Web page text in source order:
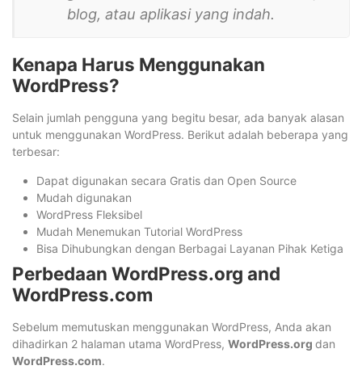
blog, atau aplikasi yang indah.
Kenapa Harus Menggunakan
WordPress?
Selain jumlah pengguna yang begitu besar, ada banyak alasan
untuk menggunakan WordPress. Berikut adalah beberapa yang
terbesar:
Dapat digunakan secara Gratis dan Open Source
Mudah digunakan
WordPress Fleksibel
Mudah Menemukan Tutorial WordPress
Bisa Dihubungkan dengan Berbagai Layanan Pihak Ketiga
Perbedaan WordPress.org and
WordPress.com
Sebelum memutuskan menggunakan WordPress, Anda akan
dihadirkan 2 halaman utama WordPress, WordPress.org dan
WordPress.com.